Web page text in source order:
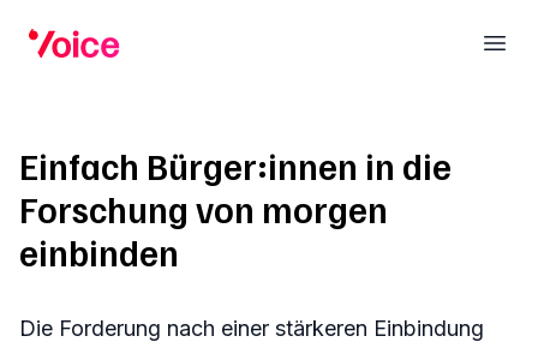
Voice
Einfach Bürger:innen in die
Forschung von morgen
einbinden
Die Forderung nach einer stärkeren Einbindung